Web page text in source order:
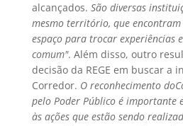
alcançados. São diversas
mesmo território, que encontram
espaço para trocar experiências
comum". Além disso, outro
decisão da REGE em buscar a
Corredor. O reconhecimento
pelo Poder Público é importante
às ações que estão sendo